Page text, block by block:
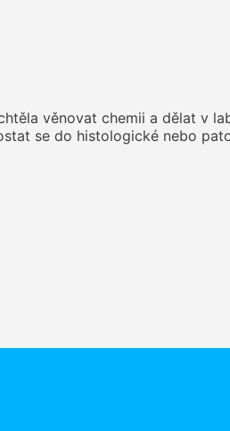
věnovat chemii a dělat v
se do histologické nebo